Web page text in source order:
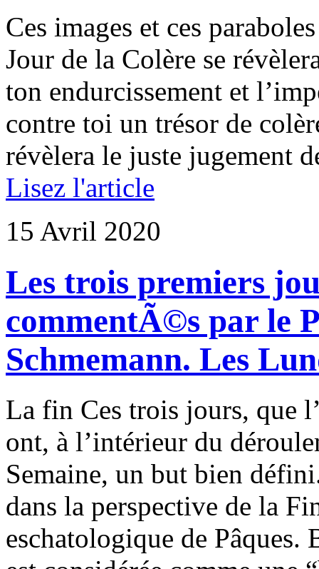
Ces images et ces
Jour de la Colère se
ton endurcissement et
contre toi un trésor de
révèlera le juste jugement
Lisez l'article
15 Avril 2020
Les trois premiers
commentÃ©s par le
Schmemann. Les
La fin Ces trois jours, que
ont, à l’intérieur du
Semaine, un but bien
dans la perspective de la
eschatologique de Pâques.